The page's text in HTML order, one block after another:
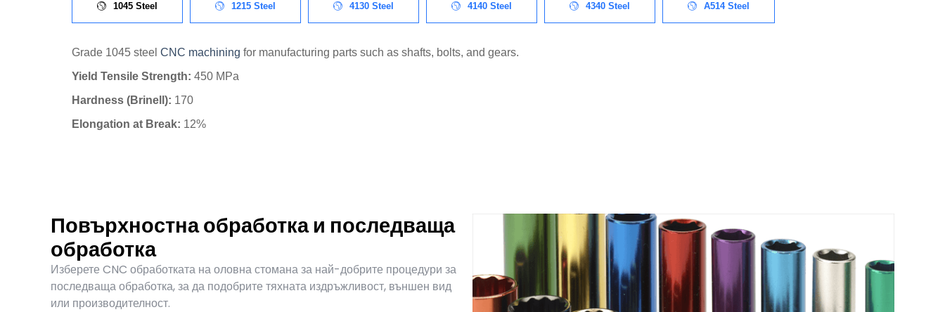
1045 Steel 1215 Steel 4130 Steel 4140 Steel 4340 Steel A514 Steel
Grade 1045 steel CNC machining for manufacturing parts such as shafts, bolts, and gears.
Yield Tensile Strength: 450 MPa
Hardness (Brinell): 170
Elongation at Break: 12%
Повърхностна обработка и последваща
обработка
Изберете CNC обработката на оловна стомана за най-добрите процедури за
последваща обработка, за да подобрите тяхната издръжливост, външен вид
или производителност.